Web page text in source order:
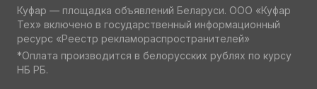
Куфар — площадка объявлений Беларуси. ООО «Куфар
Тех» включено в государственный информационный
ресурс «Реестр рекламораспространителей»
*Оплата производится в белорусских рублях по курсу
НБ РБ.